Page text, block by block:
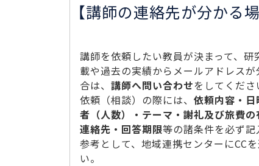
【講師の連絡先が分かる場
講師を依頼したい教員が決まって、研
載や過去の実績からメールアドレスが
合は、 講師へ問い合わせをしてくださ
依頼（相談）の際には、 依頼内容・
者（人数）・テーマ・謝礼及び旅費
連絡先・回答期限等の諸条件を必ず記
参考として、地域連携センターにCC
い。